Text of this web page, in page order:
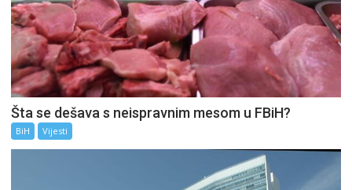
Šta se dešava s neispravnim mesom u FBiH?
BiH Vijesti